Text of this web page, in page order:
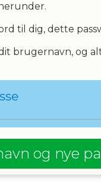
til dig, dette
brugernavn, og
og nye